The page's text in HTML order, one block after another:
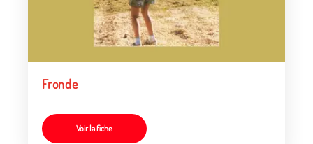
Fronde
Voir la fiche